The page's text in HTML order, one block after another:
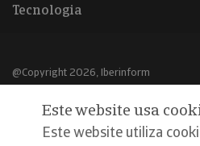
Tecnologia
@Copyright 2026, Iberinform
Aviso legal
Política de cookies
Este website usa
Este website utiliza